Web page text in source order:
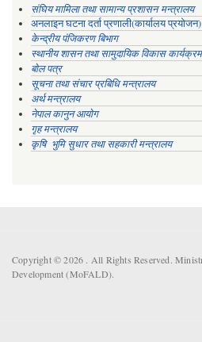
संघिय मामिला तथा सामान्य प्रशासन मन्त्रालय
अनलाइन घटना दर्ता प्रणाली(कार्यालय प्रयोजन)
केन्द्रीय पंजिकरण बिभाग
स्थानीय शासन तथा सामुदायिक विकास
बोल पत्र
सूचना तथा संचार प्रबिधि मन्त्रालय
अर्थ मन्त्रालय
नेपाल कानुन आयोग
गृह मन्त्रालय
कृषि भुमि सुधार तथा सहकारी मन्त्रालय
Copyright © 2026 . All Rights Reserved.
Development (MoFALD).